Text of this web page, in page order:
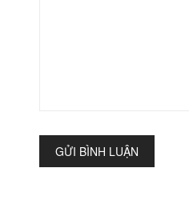
GỬI BÌNH LUẬN